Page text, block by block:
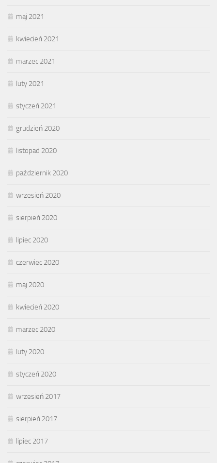
maj 2021
kwiecień 2021
marzec 2021
luty 2021
styczeń 2021
grudzień 2020
listopad 2020
październik 2020
wrzesień 2020
sierpień 2020
lipiec 2020
czerwiec 2020
maj 2020
kwiecień 2020
marzec 2020
luty 2020
styczeń 2020
wrzesień 2017
sierpień 2017
lipiec 2017